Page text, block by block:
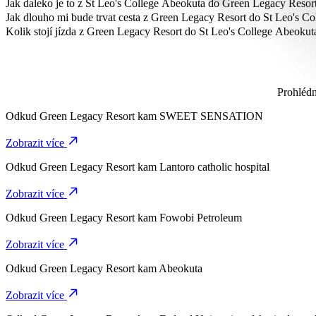
Nejlevnější způsob cesty z Green Legacy Resort do St Leo's
Jak daleko je to z St Leo's College Abeokuta do Green Legacy
Z Green Legacy Resort do St Leo's College Abeokuta je to přibližně
Jak dlouho mi bude trvat cesta z Green Legacy Resort do St Leo's
Cesta z Green Legacy Resort do St Leo's College Abeokuta s Bolt
Kolik stojí jízda z Green Legacy Resort do St Leo's College
Odkud Green Legacy Resort kam SWEET SENSATION
Zobrazit více
Odkud Green Legacy Resort kam Lantoro catholic hospital
Zobrazit více
Odkud Green Legacy Resort kam Fowobi Petroleum
Zobrazit více
Odkud Green Legacy Resort kam Abeokuta
Zobrazit více